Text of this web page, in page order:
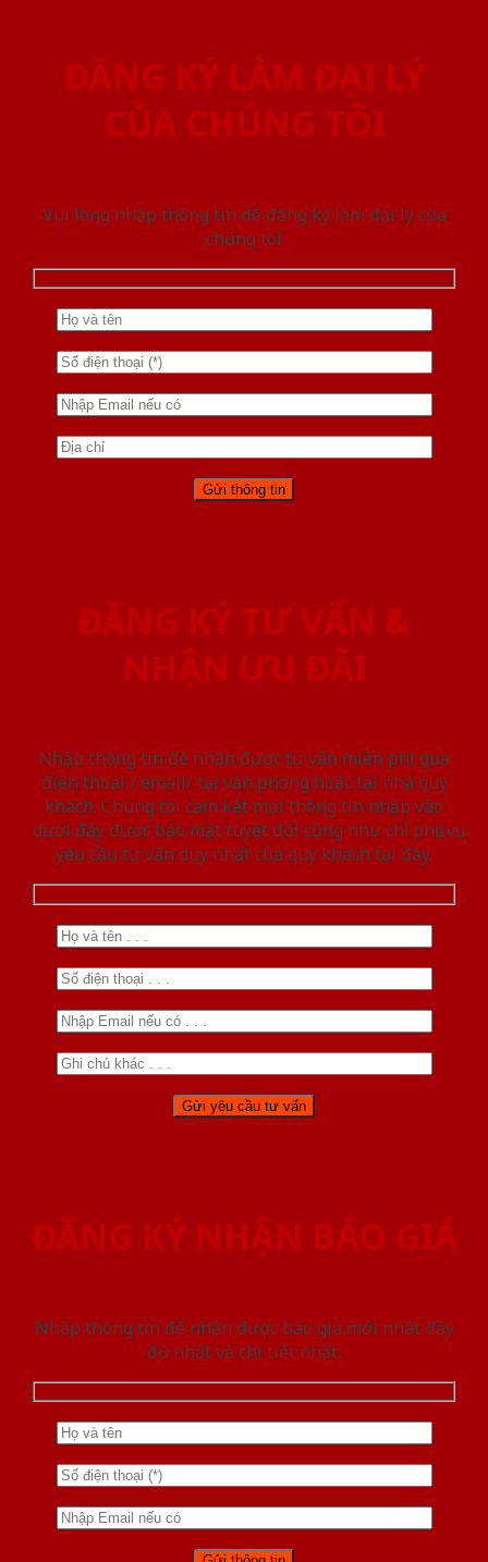
ĐĂNG KÝ LÀM ĐẠI LÝ
CỦA CHÚNG TÔI
Vui lòng nhập thông tin để đăng ký làm đại lý của
chúng tôi
ĐĂNG KÝ TƯ VẤN &
NHẬN ƯU ĐÃI
Nhập thông tin để nhận được tư vấn miễn phí qua
điện thoại / email/ tại văn phòng hoặc tại nhà quý
khách. Chúng tôi cam kết mọi thông tin nhập vào
dưới đây được bảo mật tuyệt đối cũng như chỉ phục vụ
yêu cầu tư vấn duy nhất của quý khách tại đây.
ĐĂNG KÝ NHẬN BÁO GIÁ
Nhập thông tin để nhận được báo giá mới nhât đầy
đủ nhất và chi tiết nhất.